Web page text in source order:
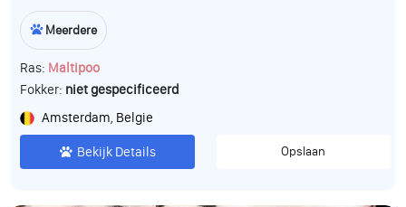
Meerdere
Ras: Maltipoo
Fokker: niet gespecificeerd
Amsterdam, Belgie
Bekijk Details Opslaan